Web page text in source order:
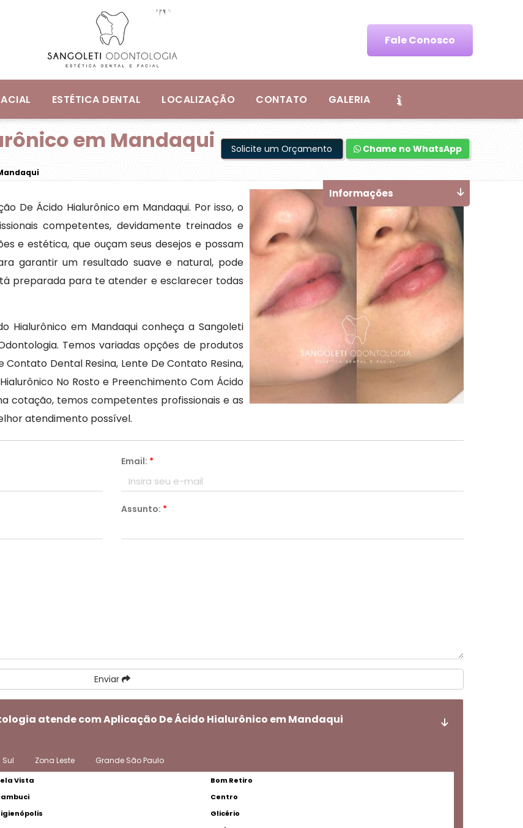
Fale Conosco
ESTÉTICA DENTAL LOCALIZAÇÃO CONTATO GALERIA
em Mandaqui Solicite um Orçamento Chame no WhatsApp
De Ácido Hialurônico em Mandaqui. Por isso, o
competentes, devidamente treinados e
e estética, que ouçam seus desejos e possam
garantir um resultado suave e natural, pode
preparada para te atender e esclarecer todas
Hialurônico em Mandaqui conheça a Sangoleti
Temos variadas opções de produtos
Dental Resina, Lente De Contato Resina,
No Rosto e Preenchimento Com Ácido
cotação, temos competentes profissionais e as
atendimento possível.
Email: *
Assunto: *
Enviar
atende com Aplicação De Ácido Hialurônico em Mandaqui
Sul Zona Leste Grande São Paulo
Vista
Bom Retiro
Centro
Glicério
Informações